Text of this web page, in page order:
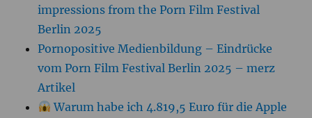
impressions from the Porn Film Festival
Berlin 2025
Pornopositive Medienbildung – Eindrücke
vom Porn Film Festival Berlin 2025 – merz
Artikel
Warum habe ich 4.819,5 Euro für die Apple